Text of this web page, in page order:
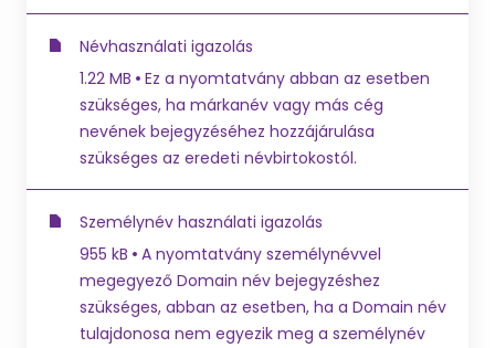
Névhasználati igazolás
1.22 MB
Ez a nyomtatvány abban az esetben
szükséges, ha márkanév vagy más cég
nevének bejegyzéséhez hozzájárulása
szükséges az eredeti névbirtokostól.
Személynév használati igazolás
955 kB
A nyomtatvány személynévvel
megegyező Domain név bejegyzéshez
szükséges, abban az esetben, ha a Domain név
tulajdonosa nem egyezik meg a személynév